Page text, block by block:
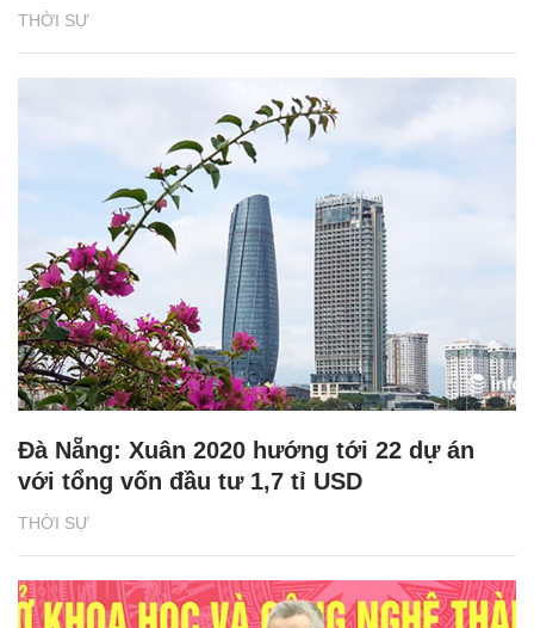
THỜI SỰ
THỜI SỰ
Đà Nẵng: Xuân 2020 hướng tới 22 dự án
với tổng vốn đầu tư 1,7 tỉ USD